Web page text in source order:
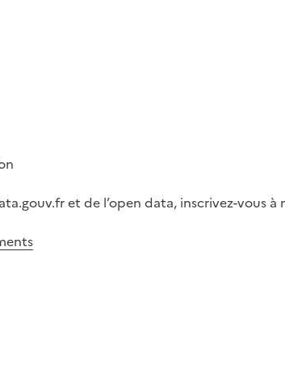
et de l’open data, inscrivez-vous